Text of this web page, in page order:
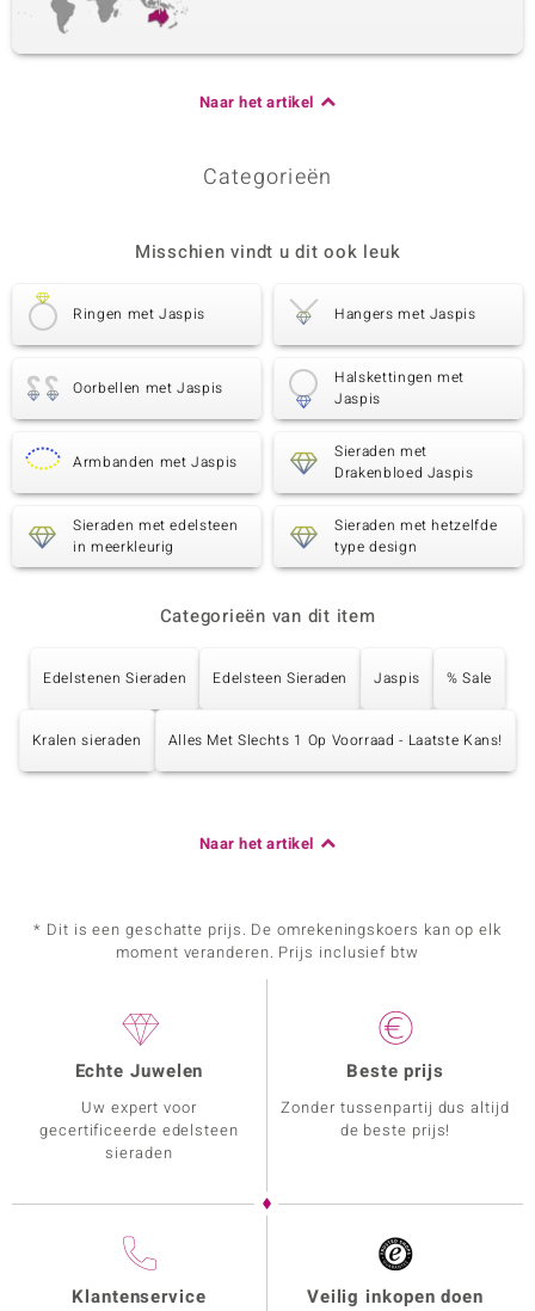
Grootte
Kraal Fancy, gefacetteerd verschillende landen
Naar het artikel
Categorieën
Misschien vindt u dit ook leuk
Ringen met Jaspis Hangers met Jaspis
Oorbellen met Jaspis
Halskettingen met
Jaspis
Armbanden met Jaspis
Sieraden met
Drakenbloed Jaspis
Sieraden met edelsteen
in meerkleurig
Sieraden met hetzelfde
type design
Categorieën van dit item
Edelstenen Sieraden Edelsteen Sieraden Jaspis % Sale
Kralen sieraden Alles Met Slechts 1 Op Voorraad - Laatste Kans!
Naar het artikel
* Dit is een geschatte prijs. De omrekeningskoers kan op elk
moment veranderen. Prijs inclusief btw
Echte Juwelen
Uw expert voor
gecertificeerde edelsteen
sieraden
Beste prijs
Zonder tussenpartij dus altijd
de beste prijs!
Klantenservice Veilig inkopen doen